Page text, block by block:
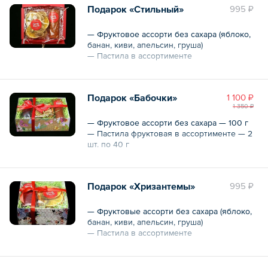
995 ₽
Подарок «Стильный»
— Фруктовое ассорти без сахара (яблоко,
банан, киви, апельсин, груша)
— Пастила в ассортименте
Размер коробки: 14х20х5 см.
Цвет коробки на выбор:
— красная
1 100 ₽
1 350 ₽
Подарок «Бабочки»
— Фруктовое ассорти без сахара — 100 г
— Пастила фруктовая в ассортименте — 2
шт. по 40 г
Кондитерская коробка с бантиком.
Общий вес – 180 г 995 ₽
Подарок «Хризантемы»
— Фруктовые ассорти без сахара (яблоко,
банан, киви, апельсин, груша)
— Пастила в ассортименте
Пастила на выбор: